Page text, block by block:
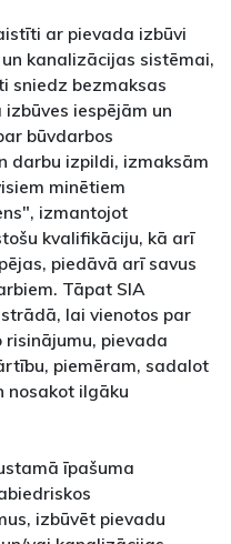
ar pievada izbūvi
kanalizācijas sistēmai,
sniedz bezmaksas
iespējām un
būvdarbos
darbu izpildi, izmaksām
minētiem
izmantojot
kvalifikāciju, kā arī
piedāvā arī savus
Tāpat SIA
lai vienotos par
pievada
piemēram, sadalot
nosakot ilgāku
īpašuma
izbūvēt pievadu